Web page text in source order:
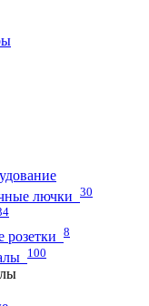
лючки
30
розетки 8
100